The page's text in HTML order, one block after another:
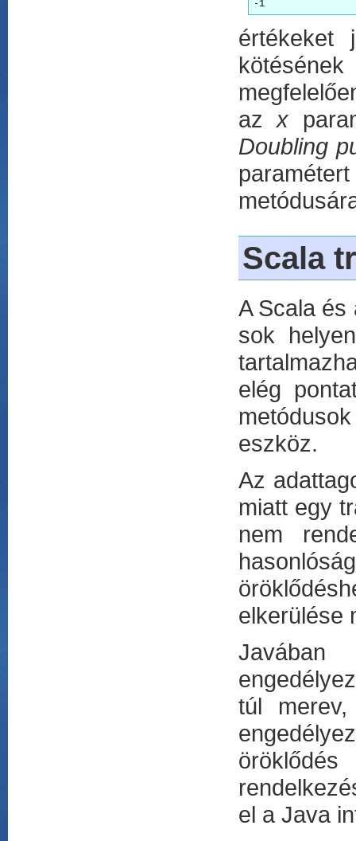
azx
Doubling
Scala
A Scala és
sok
elég
eszköz.
Az
miatt egy
nem
elkerülése
Javában
túl
el a Java